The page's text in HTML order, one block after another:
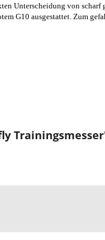
Unterscheidung von
G10 ausgestattet. Zum